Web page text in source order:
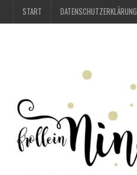
START DATENSCHUTZERKLÄRUNG